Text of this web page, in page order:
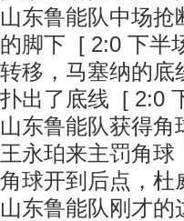
山东鲁能队中场
的脚下 [ 2:0 下半
转移，马塞纳的底
扑出了底线 [ 2:0
山东鲁能队获得角
王永珀来主罚角球
角球开到后点，杜
山东鲁能队刚才